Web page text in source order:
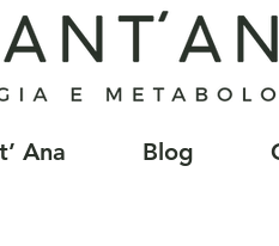
Ana Blog